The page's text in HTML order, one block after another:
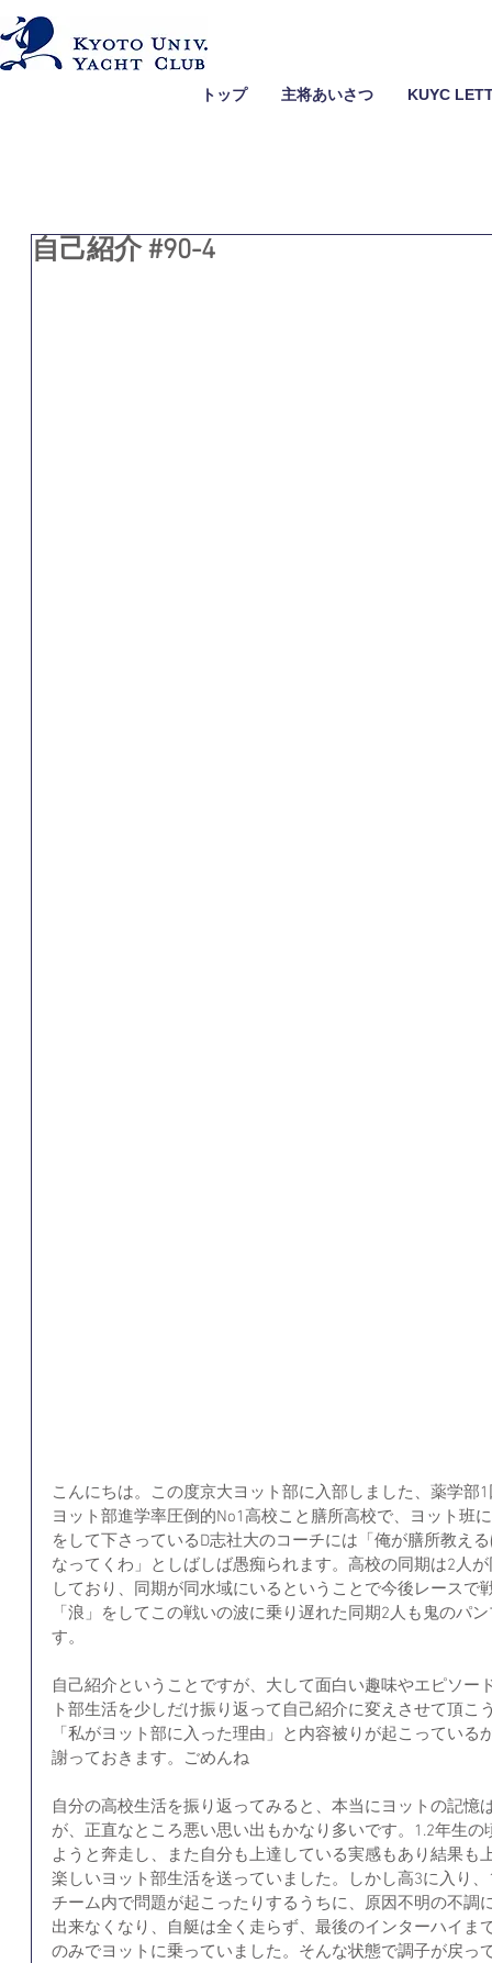
トップ 主将あいさつ KUYC
自己紹介 #90-4
こんにちは。この度京大ヨット部に入部しました、薬学部
ヨット部進学率圧倒的No1高校こと膳所高校で、ヨット班
をして下さっているD志社大のコーチには「俺が膳所教え
なってくわ」としばしば愚痴られます。高校の同期は2人
しており、同期が同水域にいるということで今後レースで
「浪」をしてこの戦いの波に乗り遅れた同期2人も鬼のパ
す。
自己紹介ということですが、大して面白い趣味やエピソー
ト部生活を少しだけ振り返って自己紹介に変えさせて頂こ
「私がヨット部に入った理由」と内容被りが起こってい
謝っておきます。ごめんね
自分の高校生活を振り返ってみると、本当にヨットの記憶
が、正直なところ悪い思い出もかなり多いです。1.2年生
ようと奔走し、また自分も上達している実感もあり結果も
楽しいヨット部生活を送っていました。しかし高3に入り
チーム内で問題が起こったりするうちに、原因不明の不調
出来なくなり、自艇は全く走らず、最後のインターハイま
のみでヨットに乗っていました。そんな状態で調子が戻っ